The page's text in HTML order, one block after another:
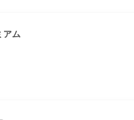
アム